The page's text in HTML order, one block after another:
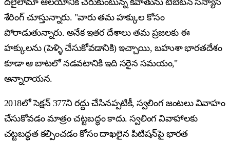
శేరింగ్ చూస్తున్నారు. "వారు తమ హక్కుల కోసం
పోరాడుతున్నారు. అనేక ఇతర దేశాలు తమ ప్రజలకు ఈ
హక్కులను (పెళ్ళి చేసుకోవడానికి) ఇచ్చాయి, బహుశా భారతదేశం
కూడా ఆ బాటలో నడవటానికి ఇది సరైన సమయం,"
అన్నారాయన.
2018లో సెక్షన్ 377ని రద్దు చేసినప్పటికీ, స్వలింగ జంటలు వివాహం
చేసుకోవడం మాత్రం చట్టబద్ధం కాదు. స్వలింగ వివాహాలకు
చట్టబద్ధత కల్పించడం కోసం దాఖలైన పిటిషన్‌పై భారత